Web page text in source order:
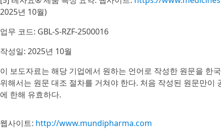
2025년 10월)
업무 코드: GBL-S-RZF-2500016
작성일: 2025년 10월
이 보도자료는 해당 기업에서 원하는 언어로 작성한 원문을 한
위해서는 원문 대조 절차를 거쳐야 한다. 처음 작성된 원문만
에 한해 유효하다.
웹사이트: http://www.mundipharma.com